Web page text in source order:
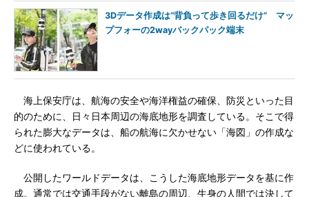
3Dデータ作成は“背負って歩き回るだけ” マッ
プフォーの2wayバックパック端末
海上保安庁は、航海の安全や海洋権益の確保、防災といった目
的のために、日々日本周辺の海底地形を調査している。そこで得
られた膨大なデータは、船の航海に欠かせない「海図」の作成な
どに使われている。
公開したワールドデータは、こうした海底地形データを基に作
成。通常では交通手段がない離島の周辺、生身の人間では決して